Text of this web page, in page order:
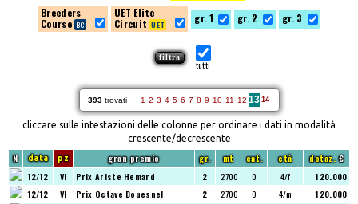
Breeders
Course
UET Elite
Circuit
gr. 1 gr. 2 gr. 3
tutti
393trovati 1 2 3 4 5 6 7 8 9 10 11 12 13 14
cliccare sulle intestazioni delle colonne per ordinare i dati in modalità
crescente/decrescente
N data pz gran premio gr. mt cat. età dotaz.€
12/12 VI Prix Ariste Hemard 2 2700 O 4/f
120.000
12/12
VI Prix Octave Douesnel 2 2700 O 4/m
120.000